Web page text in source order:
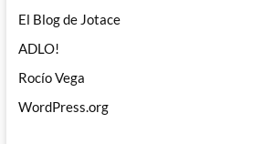
El Blog de Jotace
ADLO!
Rocío Vega
WordPress.org